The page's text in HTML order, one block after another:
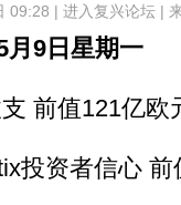
09:28 | 进入复兴论坛|
月9日星期一
前值121亿欧
资者信心 前